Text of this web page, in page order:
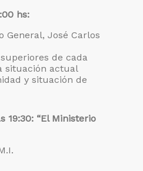
hs:
General, José Carlos
de cada
situación actual
y situación de
19:30: “El Ministerio